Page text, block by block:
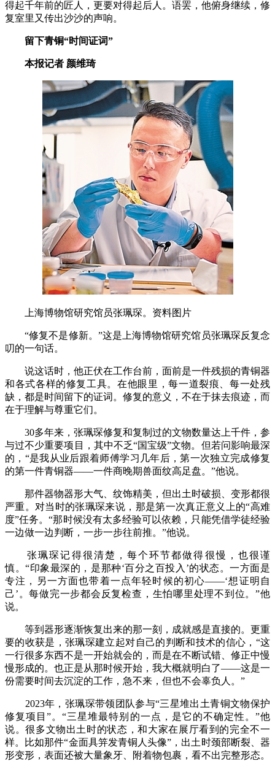
得起千年前的匠人，更要对得起后人。语罢，他俯身继续，修
复室里又传出沙沙的声响。
留下青铜“时间证词”
本报记者 颜维琦
上海博物馆研究馆员张珮琛。资料图片
“修复不是修新。”这是上海博物馆研究馆员张珮琛反复念
叨的一句话。
说这话时，他正伏在工作台前，面前是一件残损的青铜器
和各式各样的修复工具。在他眼里，每一道裂痕、每一处残
缺，都是时间留下的证词。修复的意义，不在于抹去痕迹，而
在于理解与尊重它们。
30多年来，张珮琛修复和复制过的文物数量达上千件，参
与过不少重要项目，其中不乏“国宝级”文物。但若问影响最深
的，“是我从业后跟着师傅学习几年后，第一次独立完成修复
的第一件青铜器——一件商晚期兽面纹高足盘。”他说。
那件器物器形大气、纹饰精美，但出土时破损、变形都很
严重。对当时的张珮琛来说，那是第一次真正意义上的“高难
度”任务。“那时候没有太多经验可以依赖，只能凭借学徒经验
一边做一边判断，一步一步往前推。”他说。
张珮琛记得很清楚，每个环节都做得很慢，也很谨
慎。“印象最深的，是那种‘百分之百投入’的状态。一方面是
专注，另一方面也带着一点年轻时候的初心——‘想证明自
己’。每做完一步都会反复检查，生怕哪里处理不到位。”他
说。
等到器形逐渐恢复出来的那一刻，成就感是直接的。更重
要的收获是，张珮琛建立起对自己的判断和技术的信心，“这
一行很多东西不是一开始就会的，而是在不断试错、修正中慢
慢形成的。也正是从那时候开始，我大概就明白了——这是一
份需要时间去沉淀的工作，急不来，但也不会辜负人。”
2023年，张珮琛带领团队参与“三星堆出土青铜文物保护
修复项目”。“三星堆最特别的一点，是它的不确定性。”他
说。很多文物出土时的状态，和大家在展厅看到的完全不一
样。比如那件“金面具笄发青铜人头像”，出土时颈部断裂、器
形变形，表面还被大量象牙、附着物包裹，看不出完整形态。